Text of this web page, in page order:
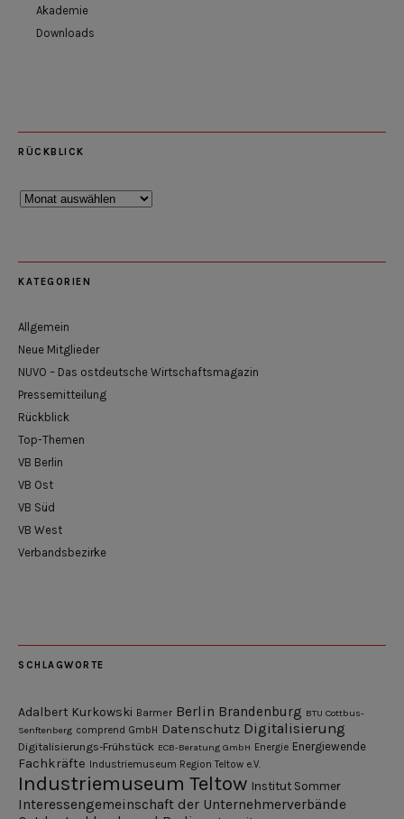
Akademie
Downloads
RÜCKBLICK
Rückblick
KATEGORIEN
Allgemein
Neue Mitglieder
NUVO – Das ostdeutsche Wirtschaftsmagazin
Pressemitteilung
Rückblick
Top-Themen
VB Berlin
VB Ost
VB Süd
VB West
Verbandsbezirke
SCHLAGWORTE
Adalbert Kurkowski Barmer Berlin Brandenburg BTU Cottbus-
Senftenberg comprend GmbH Datenschutz Digitalisierung
Digitalisierungs-Frühstück ECB-Beratung GmbH Energie Energiewende
Fachkräfte Industriemuseum Region Teltow e.V.
Industriemuseum Teltow Institut Sommer
Interessengemeinschaft der Unternehmerverbände